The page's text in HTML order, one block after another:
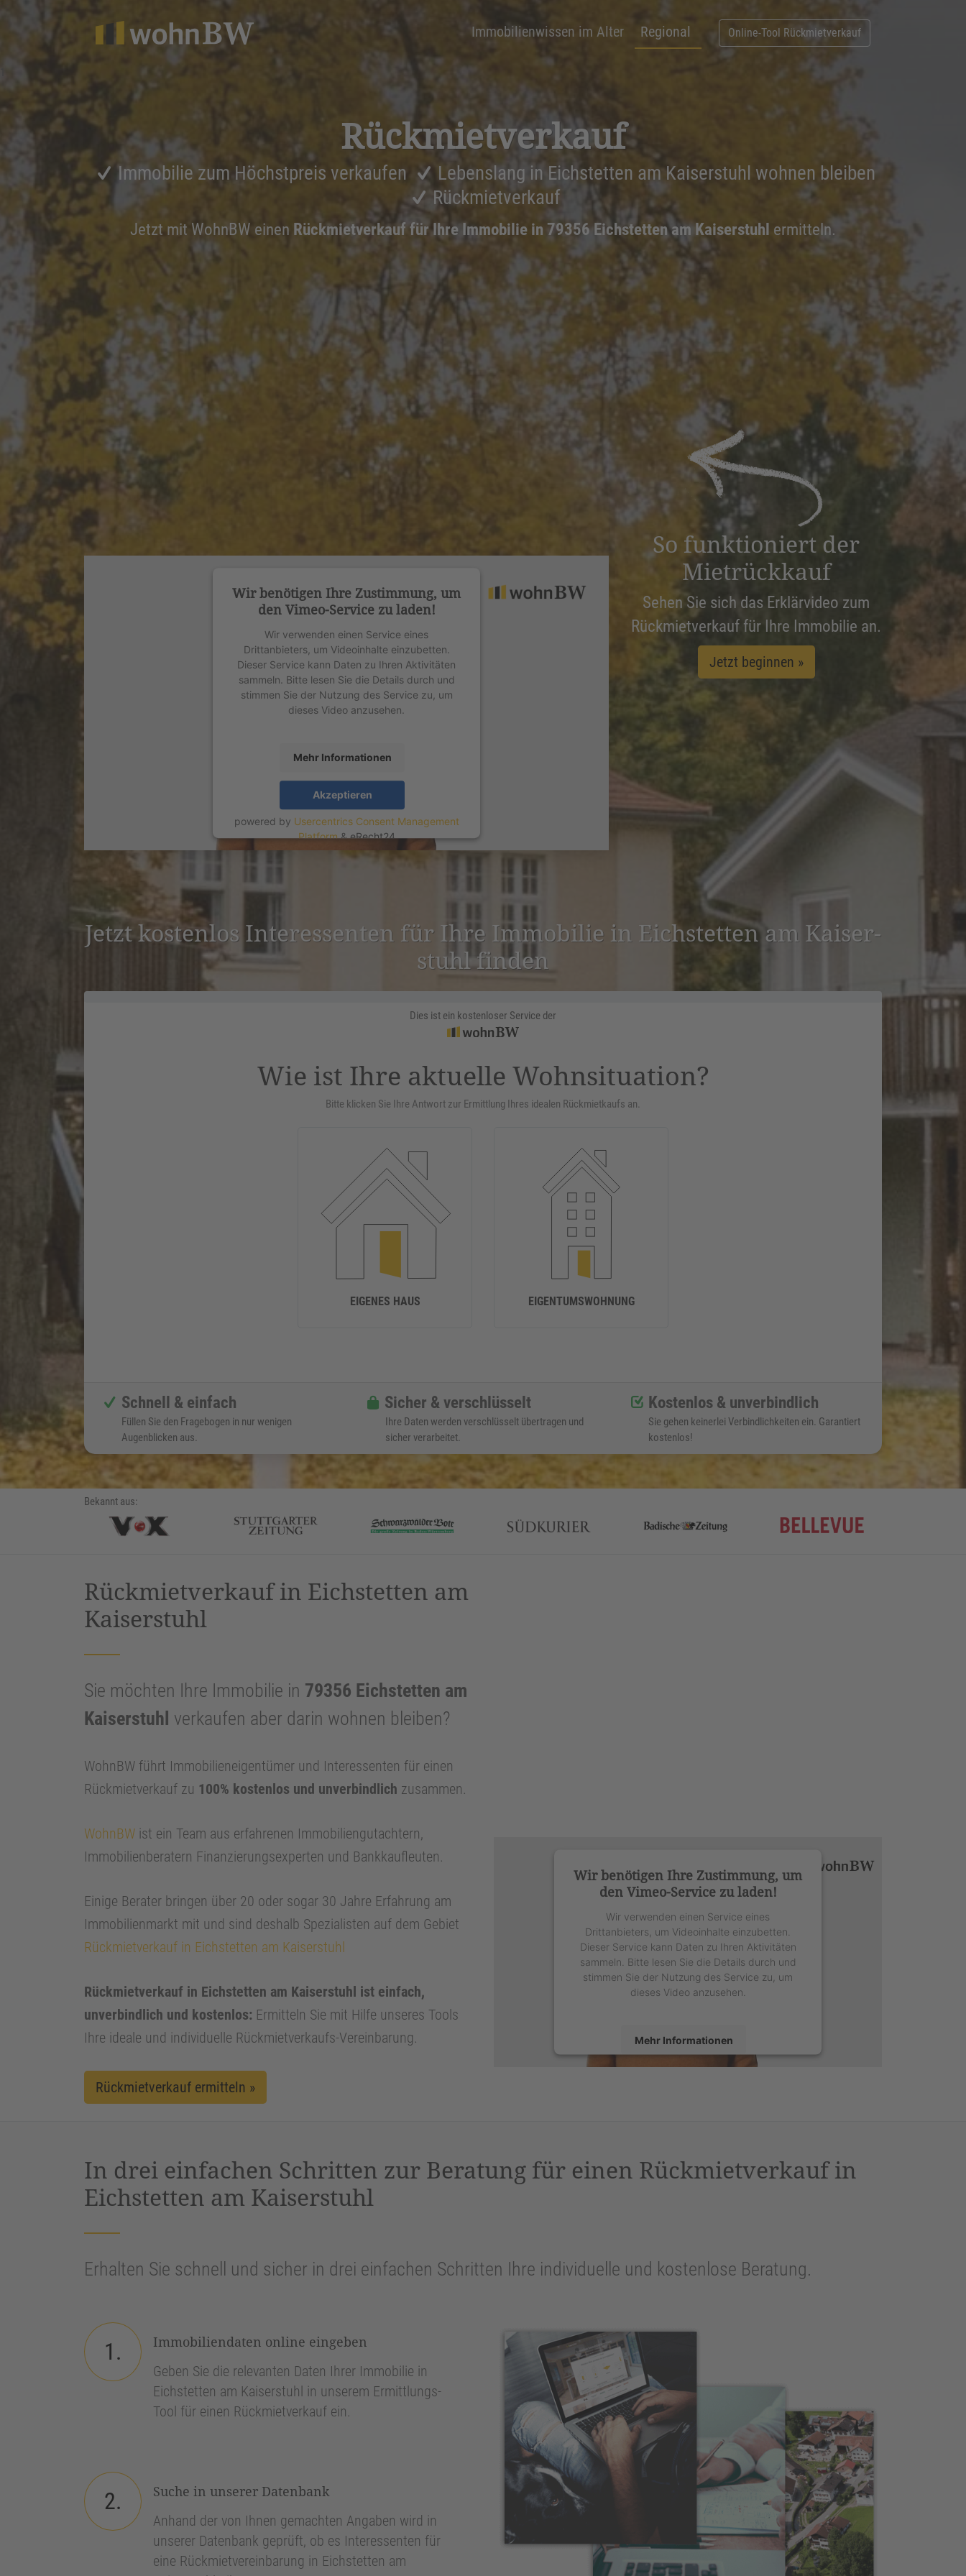
Immobilienwissen im Alter Regional Online-Tool Rückmietverkauf
Rückmiet­ver­kauf
Immobilie zum Höchstpreis verkaufen
Lebenslang in Eichstetten am Kaiserstuhl wohnen bleiben
Rückmietverkauf
Jetzt mit WohnBW einen Rückmietverkauf für Ihre Immobilie in 79356 Eichstetten am Kaiserstuhl ermitteln.
Wir benötigen Ihre Zustimmung, um
den Vimeo-Service zu laden!
Wir verwenden einen Service eines
Drittanbieters, um Videoinhalte einzubetten.
Dieser Service kann Daten zu Ihren Aktivitäten
sammeln. Bitte lesen Sie die Details durch und
stimmen Sie der Nutzung des Service zu, um
dieses Video anzusehen.
Mehr Informationen
Akzeptieren
powered by Usercentrics Consent Management
Platform&eRecht24
So funktioniert der
Mietrückkauf
Sehen Sie sich das Erklärvideo zum
Rückmietverkauf für Ihre Immobilie an.
Jetzt beginnen »
Jetzt kostenlos Inter­es­senten für Ihre Immobilie in Eichs­tetten am Kaiser­
stuhl finden
Dies ist ein kostenloser Service der
Wie ist Ihre aktuelle Wohnsituation?
Bitte klicken Sie Ihre Antwort zur Ermittlung Ihres idealen Rückmietkaufs an.
EIGENES HAUS EIGENTUMSWOHNUNG
Schnell & einfach
Füllen Sie den Fragebogen in nur wenigen
Augenblicken aus.
Sicher & verschlüsselt
Ihre Daten werden verschlüsselt übertragen und
sicher verarbeitet.
Kostenlos & unverbindlich
Sie gehen keinerlei Verbindlichkeiten ein. Garantiert
kostenlos!
Bekannt aus:
Rückmietverkauf in Eichstetten am
Kaiserstuhl
Sie möchten Ihre Immobilie in 79356 Eichstetten am
Kaiserstuhl verkaufen aber darin wohnen bleiben?
WohnBW führt Immobilieneigentümer und Interessenten für einen
Rückmietverkauf zu 100% kostenlos und unverbindlich zusammen.
WohnBW ist ein Team aus erfahrenen Immobiliengutachtern,
Immobilienberatern Finanzierungsexperten und Bankkaufleuten.
Einige Berater bringen über 20 oder sogar 30 Jahre Erfahrung am
Immobilienmarkt mit und sind deshalb Spezialisten auf dem Gebiet
Rückmietverkauf in Eichstetten am Kaiserstuhl
Rückmietverkauf in Eichstetten am Kaiserstuhl ist einfach,
unverbindlich und kostenlos: Ermitteln Sie mit Hilfe unseres Tools
Ihre ideale und individuelle Rückmietverkaufs-Vereinbarung.
Rückmietverkauf ermitteln »
Wir benötigen Ihre Zustimmung, um
den Vimeo-Service zu laden!
Wir verwenden einen Service eines
Drittanbieters, um Videoinhalte einzubetten.
Dieser Service kann Daten zu Ihren Aktivitäten
sammeln. Bitte lesen Sie die Details durch und
stimmen Sie der Nutzung des Service zu, um
dieses Video anzusehen.
Mehr Informationen
In drei einfachen Schritten zur Beratung für einen Rückmietverkauf in
Eichstetten am Kaiserstuhl
Erhalten Sie schnell und sicher in drei einfachen Schritten Ihre individuelle und kostenlose Beratung.
1.
Immobiliendaten online eingeben
Geben Sie die relevanten Daten Ihrer Immobilie in
Eichstetten am Kaiserstuhl in unserem Ermittlungs-
Tool für einen Rückmietverkauf ein.
2.
Suche in unserer Datenbank
Anhand der von Ihnen gemachten Angaben wird in
unserer Datenbank geprüft, ob es Interessenten für
eine Rückmietvereinbarung in Eichstetten am